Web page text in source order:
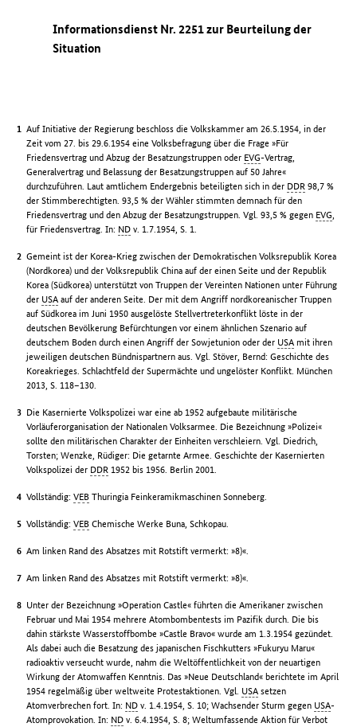
Informationsdienst Nr. 2251 zur Beurteilung der
Situation
Auf Initiative der Regierung beschloss die Volkskammer am 26.5.1954, in der
Zeit vom 27. bis 29.6.1954 eine Volksbefragung über die Frage »Für
Friedensvertrag und Abzug der Besatzungstruppen oder EVG-Vertrag,
Generalvertrag und Belassung der Besatzungstruppen auf 50 Jahre«
durchzuführen. Laut amtlichem Endergebnis beteiligten sich in der DDR 98,7 %
der Stimmberechtigten. 93,5 % der Wähler stimmten demnach für den
Friedensvertrag und den Abzug der Besatzungstruppen. Vgl. 93,5 % gegen EVG,
für Friedensvertrag. In: ND v. 1.7.1954, S. 1.
Gemeint ist der Korea-Krieg zwischen der Demokratischen Volksrepublik Korea
(Nordkorea) und der Volksrepublik China auf der einen Seite und der Republik
Korea (Südkorea) unterstützt von Truppen der Vereinten Nationen unter Führung
der USA auf der anderen Seite. Der mit dem Angriff nordkoreanischer Truppen
auf Südkorea im Juni 1950 ausgelöste Stellvertreterkonflikt löste in der
deutschen Bevölkerung Befürchtungen vor einem ähnlichen Szenario auf
deutschem Boden durch einen Angriff der Sowjetunion oder der USA mit ihren
jeweiligen deutschen Bündnispartnern aus. Vgl. Stöver, Bernd: Geschichte des
Koreakrieges. Schlachtfeld der Supermächte und ungelöster Konflikt. München
2013, S. 118–130.
Die Kasernierte Volkspolizei war eine ab 1952 aufgebaute militärische
Vorläuferorganisation der Nationalen Volksarmee. Die Bezeichnung »Polizei«
sollte den militärischen Charakter der Einheiten verschleiern. Vgl. Diedrich,
Torsten; Wenzke, Rüdiger: Die getarnte Armee. Geschichte der Kasernierten
Volkspolizei der DDR 1952 bis 1956. Berlin 2001.
Vollständig:VEB Thuringia Feinkeramikmaschinen Sonneberg.
Vollständig:VEB Chemische Werke Buna, Schkopau.
Am linken Rand des Absatzes mit Rotstift vermerkt: »8)«.
Am linken Rand des Absatzes mit Rotstift vermerkt: »8)«.
Unter der Bezeichnung »Operation Castle« führten die Amerikaner zwischen
Februar und Mai 1954 mehrere Atombombentests im Pazifik durch. Die bis
dahin stärkste Wasserstoffbombe »Castle Bravo« wurde am 1.3.1954 gezündet.
Als dabei auch die Besatzung des japanischen Fischkutters »Fukuryu Maru«
radioaktiv verseucht wurde, nahm die Weltöffentlichkeit von der neuartigen
Wirkung der Atomwaffen Kenntnis. Das »Neue Deutschland« berichtete im April
1954 regelmäßig über weltweite Protestaktionen. Vgl. USA setzen
Atomverbrechen fort. In: ND v. 1.4.1954, S. 10; Wachsender Sturm gegen USA-
Atomprovokation. In: ND v. 6.4.1954, S. 8; Weltumfassende Aktion für Verbot